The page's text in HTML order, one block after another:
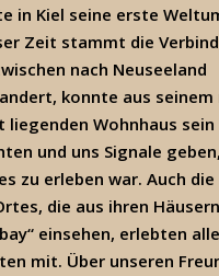
in Kiel seine erste
Zeit stammt die
nach Neuseeland
konnte aus seinem
Wohnhaus sein
und uns Signale
zu erleben war. Auch die
die aus ihren
einsehen, erlebten
mit. Über unseren